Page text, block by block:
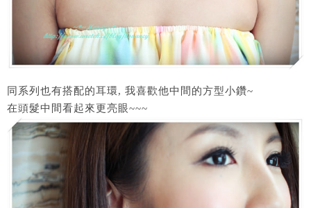
同系列也有搭配的耳環, 我喜歡他中間的方型小鑽~
在頭髮中間看起來更亮眼~~~